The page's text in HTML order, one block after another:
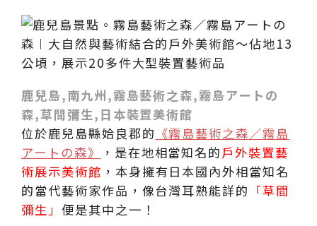
鹿兒島,南九州,霧島藝術之森,霧島アートの
森,草間彌生,日本裝置美術館
位於鹿兒島縣姶良郡的 《霧島藝術之森／霧島
アートの森》
，是在地相當知名的 戶外裝置藝
術展示美術館 ，本身擁有日本國內外相當知名
的當代藝術家作品，像台灣耳熟能詳的 「草間
彌生」 便是其中之一！